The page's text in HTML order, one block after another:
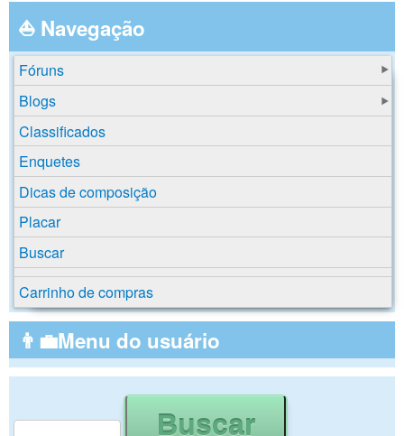
⛵ Navegação
Fóruns
Blogs
Classificados
Enquetes
Dicas de composição
Placar
Buscar
Carrinho de compras
👨‍💼Menu do usuário
Formulário de busca